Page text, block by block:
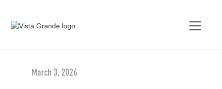
March 3, 2026